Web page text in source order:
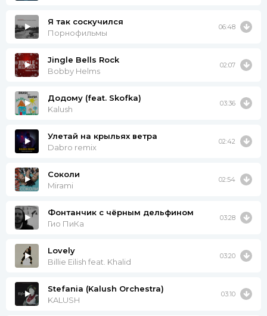
Я так соскучился
Порнофильмы
06:48
Jingle Bells Rock
Bobby Helms
02:07
Додому (feat. Skofka)
Kalush
03:36
Улетай на крыльях ветра
Dabro remix
02:42
Соколи
Mirami
02:54
Фонтанчик с чёрным дельфином
Гио ПиКа
03:28
Lovely
Billie Eilish feat. Khalid
03:20
Stefania (Kalush Orchestra)
KALUSH
03:10